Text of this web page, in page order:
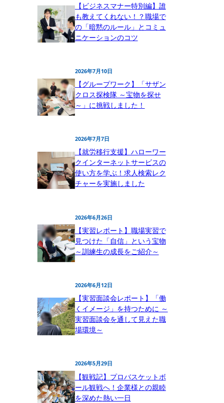
【ビジネスマナー特別編】誰
も教えてくれない！？職場で
の「暗黙のルール」とコミュ
ニケーションのコツ
2026年7月10日
【グループワーク】「サザン
クロス探検隊 ～宝物を探せ
～」に挑戦しました！
2026年7月7日
【就労移行支援】ハローワー
クインターネットサービスの
使い方を学ぶ！求人検索レク
チャーを実施しました
2026年6月26日
【実習レポート】職場実習で
見つけた「自信」という宝物
～訓練生の成長をご紹介～
2026年6月12日
【実習面談会レポート】「働
くイメージ」を持つために ～
実習面談会を通して見えた職
場環境～
2026年5月29日
【観戦記】プロバスケットボ
ール観戦へ！企業様との親睦
を深めた熱い一日